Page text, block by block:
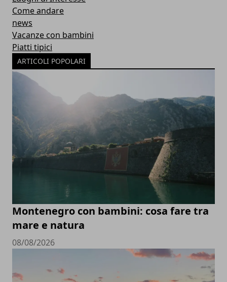
Come andare
news
Vacanze con bambini
Piatti tipici
ARTICOLI POPOLARI
Montenegro con bambini: cosa fare tra
mare e natura
08/08/2026